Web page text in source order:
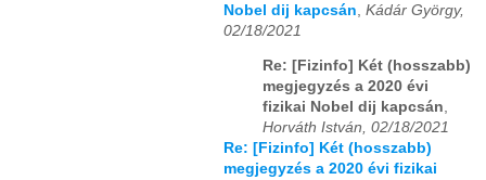
Nobel dij kapcsán Kádár György,
02/18/2021
Re: [Fizinfo] Két (hosszabb)
megjegyzés a 2020 évi
fizikai Nobel dij kapcsán,
Horváth István, 02/18/2021
Re: [Fizinfo] Két (hosszabb)
megjegyzés a 2020 évi fizikai